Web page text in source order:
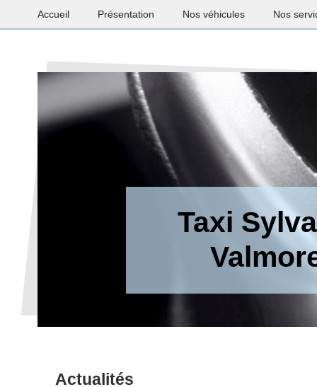
Accueil Présentation Nos véhicules Nos
Taxi
Actualités